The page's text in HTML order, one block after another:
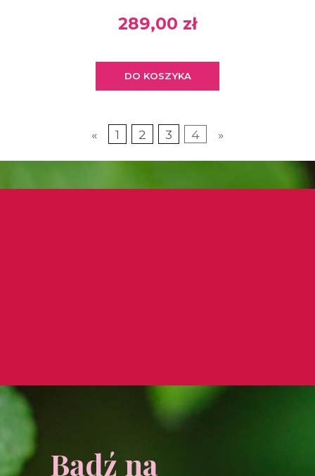
289,00 zł
DO KOSZYKA
« 1 2 3 4 »
Bądź na